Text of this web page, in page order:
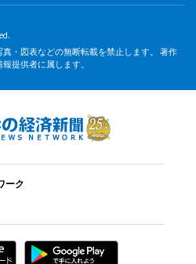
・図表などの無断転載を禁止します。 著作
提供者に属します。
ーク